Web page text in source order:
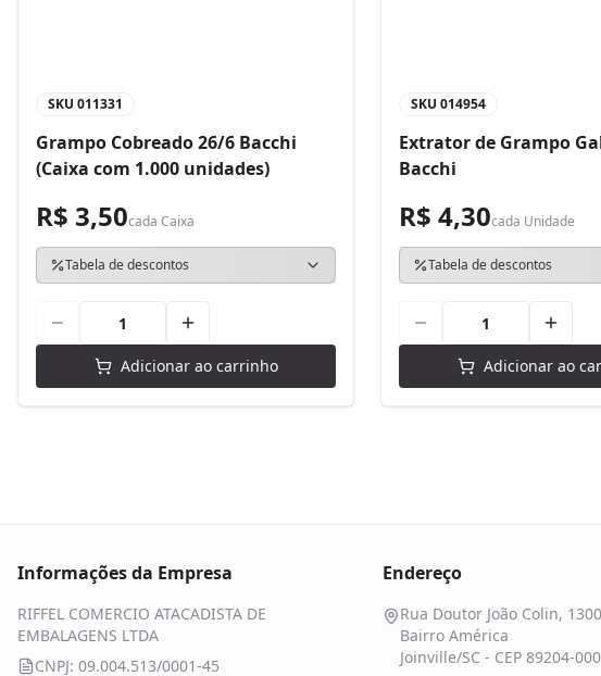
SKU 011331
Grampo Cobreado 26/6 Bacchi
(Caixa com 1.000 unidades)
R$ 3,50cada Caixa
Tabela de descontos
Adicionar ao carrinho
SKU 014954
Extrator de Grampo
Bacchi
R$ 4,30cada Unidade
Tabela de descontos
Adicionar ao
Informações da Empresa
RIFFEL COMERCIO ATACADISTA DE
EMBALAGENS LTDA
CNPJ: 09.004.513/0001-45
Endereço
Rua Doutor João Colin, 1300
Bairro América
Joinville/SC - CEP 89204-000